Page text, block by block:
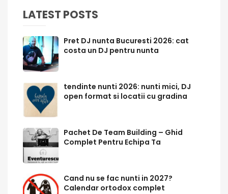
LATEST POSTS
Pret DJ nunta Bucuresti 2026: cat
costa un DJ pentru nunta
tendinte nunti 2026: nunti mici, DJ
open format si locatii cu gradina
Pachet De Team Building – Ghid
Complet Pentru Echipa Ta
Cand nu se fac nunti in 2027?
Calendar ortodox complet